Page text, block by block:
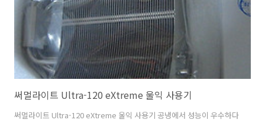
고 세세한 사항들을 ..
써멀라이트 Ultra-120 eXtreme 울익 사용기
써멀라이트 Ultra-120 eXtreme 울익 사용기 공냉에서 성능이 우수하다